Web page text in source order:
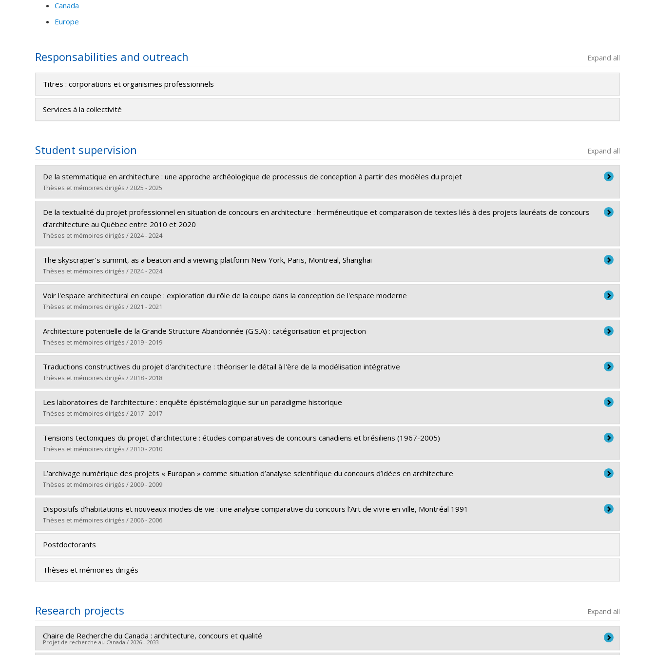
Canada
Europe
Responsabilities and outreach Expand all
Titres : corporations et organismes professionnels
Services à la collectivité
Student supervision Expand all
De la stemmatique en architecture : une approche archéologique de processus de conception à partir des modèles du projet
Thèses et mémoires dirigés / 2025 - 2025
Graduate :Catros, Aurélien
Cycle :Doctoral
Grade :Ph. D.
Lien vers le document dans Papyrus
De la textualité du projet professionnel en situation de concours en architecture : herméneutique et comparaison de textes liés à des projets lauréats de concours
d’architecture au Québec entre 2010 et 2020
Thèses et mémoires dirigés / 2024 - 2024
Graduate :Palombi, Lucie
Cycle : Doctoral
Grade :Ph. D.
Lien vers le document dans Papyrus
The skyscraper’s summit, as a beacon and a viewing platform New York, Paris, Montreal, Shanghai
Thèses et mémoires dirigés / 2024 - 2024
Graduate :Bafghinia, Mandana
Cycle : Doctoral
Grade :Ph. D.
Lien vers le document dans Papyrus
Voir l'espace architectural en coupe : exploration du rôle de la coupe dans la conception de l'espace moderne
Thèses et mémoires dirigés / 2021 - 2021
Graduate :Costa, Adrienne
Cycle : Doctoral
Grade :Ph. D.
Lien vers le document dans Papyrus
Architecture potentielle de la Grande Structure Abandonnée (G.S.A) : catégorisation et projection
Thèses et mémoires dirigés / 2019 - 2019
Graduate :Abenia, Tiphaine
Cycle : Doctoral
Grade :Ph. D.
Lien vers le document dans Papyrus
Traductions constructives du projet d'architecture : théoriser le détail à l'ère de la modélisation intégrative
Thèses et mémoires dirigés / 2018 - 2018
Graduate :Destombes, Louis
Cycle : Doctoral
Grade :Ph. D.
Lien vers le document dans Papyrus
Les laboratoires de l’architecture : enquête épistémologique sur un paradigme historique
Thèses et mémoires dirigés / 2017 - 2017
Graduate :Helal, Bechara
Cycle : Doctoral
Grade :Ph. D.
Lien vers le document dans Papyrus
Tensions tectoniques du projet d'architecture : études comparatives de concours canadiens et brésiliens (1967-2005)
Thèses et mémoires dirigés / 2010 - 2010
Graduate : Amaral, Izabel
Cycle : Doctoral
Grade :Ph. D.
Lien vers le document dans Papyrus
L’archivage numérique des projets « Europan » comme situation d’analyse scientifique du concours d’idées en architecture
Thèses et mémoires dirigés / 2009 - 2009
Graduate :Gomes Alves, Lino José
Cycle : Master's
Grade :M. Sc. A.
Lien vers le document dans Papyrus
Dispositifs d'habitations et nouveaux modes de vie : une analyse comparative du concours l'Art de vivre en ville, Montréal 1991
Thèses et mémoires dirigés / 2006 - 2006
Graduate :Dadour, Stéphanie
Cycle :Master's
Grade : M. Sc.
Lien vers le document dans Papyrus
Postdoctorants
Thèses et mémoires dirigés
Research projects Expand all
Chaire de Recherche du Canada : architecture, concours et qualité
Projet de recherche au Canada / 2026 - 2033